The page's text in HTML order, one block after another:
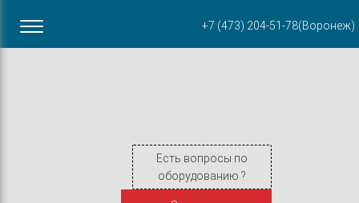
+7 (473) 204-51-78(Воронеж)
ул. Пирогова, 87Б
Есть вопросы по
оборудованию ?